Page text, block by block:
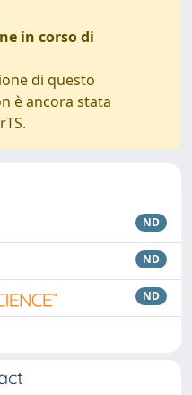
in corso di
di questo
è ancora stata
ND
ND
ND